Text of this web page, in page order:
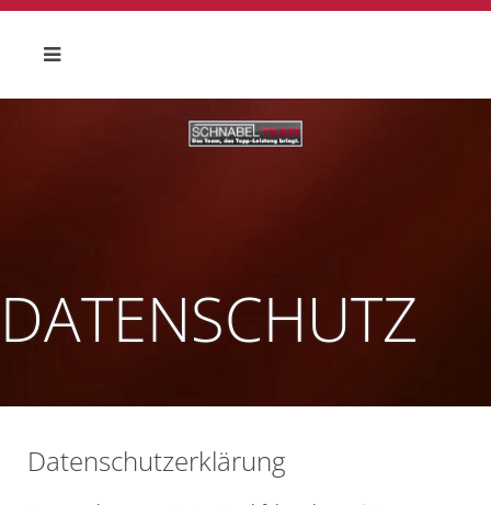
DATENSCHUTZ
Datenschutzerklärung